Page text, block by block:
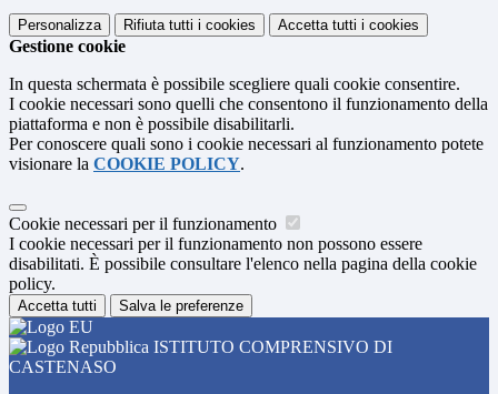
Personalizza Rifiuta tutti i cookies Accetta tutti i cookies
Gestione cookie
In questa schermata è possibile scegliere quali cookie consentire.
I cookie necessari sono quelli che consentono il funzionamento della
piattaforma e non è possibile disabilitarli.
Per conoscere quali sono i cookie necessari al funzionamento potete
visionare la COOKIE POLICY.
Cookie necessari per il funzionamento
I cookie necessari per il funzionamento non possono essere
disabilitati. È possibile consultare l'elenco nella pagina della cookie
policy.
Accetta tutti Salva le preferenze
ISTITUTO COMPRENSIVO DI
CASTENASO